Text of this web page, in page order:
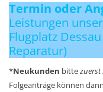
Termin oder
Leistungen
Flugplatz
Reparatur)
*Neukunden bittezuerst
Folgeanträge können